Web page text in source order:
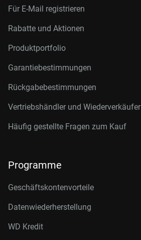
Für E-Mail registrieren
Rabatte und Aktionen
Produktportfolio
Garantiebestimmungen
Rückgabebestimmungen
Vertriebshändler und Wiederverkäufer
Häufig gestellte Fragen zum Kauf
Programme
Geschäftskontenvorteile
Datenwiederherstellung
WD Kredit